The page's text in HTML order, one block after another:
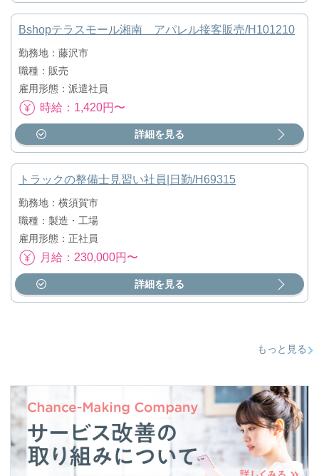
Bshopテラスモール湘南 アパレル接客販売/H101210
勤務地：藤沢市
職種：販売
雇用形態：派遣社員
時給：1,420円〜
詳細を見る
トラックの整備士見習い社員|日勤/H69315
勤務地：横須賀市
職種：製造・工場
雇用形態：正社員
月給：230,000円〜
詳細を見る
もっと見る